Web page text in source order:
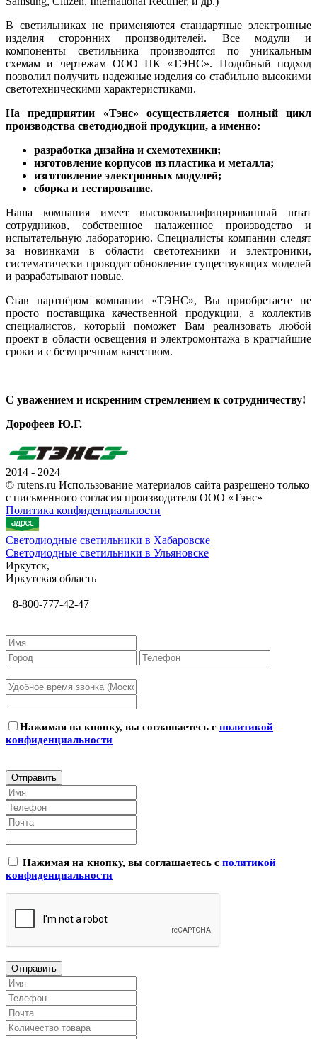
В светильниках не применяются стандартные электронные
изделия сторонних производителей. Все модули и
компоненты светильника производятся по уникальным
схемам и чертежам ООО ПК «ТЭНС». Подобный подход
позволил получить надежные изделия со стабильно высокими
светотехническими характеристиками.
На предприятии «Тэнс» осуществляется полный цикл
производства светодиодной продукции, а именно:
разработка дизайна и схемотехники;
изготовление корпусов из пластика и металла;
изготовление электронных модулей;
сборка и тестирование.
Наша компания имеет высококвалифицированный штат
сотрудников, собственное налаженное производство и
испытательную лабораторию. Специалисты компании следят
за новинками в области светотехники и электроники,
систематически проводят обновление существующих моделей
и разрабатывают новые.
Став партнёром компании «ТЭНС», Вы приобретаете не
просто поставщика качественной продукции, а коллектив
специалистов, который поможет Вам реализовать любой
проект в области освещения и электромонтажа в кратчайшие
сроки и с безупречным качеством.
С уважением и искренним стремлением к сотрудничеству!
Дорофеев Ю.Г.
2014 - 2024
© rutens.ru Использование материалов сайта разрешено только
с письменного согласия производителя ООО «Тэнс»
Политика конфиденциальности
Светодиодные светильники в Хабаровске
Светодиодные светильники в Ульяновске
Иркутск,
Иркутская область
8-800-777-42-47
Нажимая на кнопку, вы соглашаетесь с политикой
конфиденциальности
Нажимая на кнопку, вы соглашаетесь с политикой
конфиденциальности